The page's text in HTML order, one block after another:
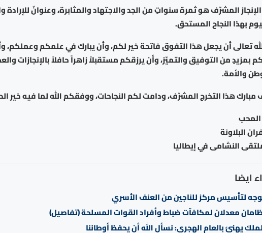
المشرّف هو ثمرة سنواتٍ من الجد والاجتهاد والمثابرة، وعنوانٌ للإرادة
بهذا النجاح المستحق.
تعالى أن يجعل هذا التفوق فاتحة خير لكم، وأن يبارك في علمكم وعملكم،
بمزيدٍ من التوفيق والتميّز، وأن يرزقكم مستقبلاً زاهراً حافلاً بالإنجازات
والأمة.
مبارك هذا التخرج المشرّف، ودامت لكم النجاحات، ووفقكم الله لما فيه خير
البلاونة
النشامى في إيطاليا
ايضا
لتأسيس مركز للناجين من العنف الأسري
معدلان لمكافآت ضباط وأفراد القوات المسلحة (تفاصيل)
يهنئ بالعام الهجري: نسأل الله أن يحفظ أوطاننا